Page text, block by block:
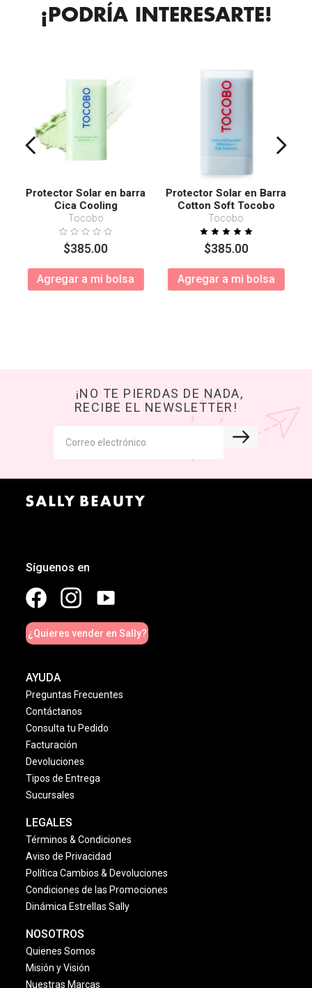
¡PODRÍA INTERESARTE!
Protector Solar en barra
Cica Cooling
Tocobo
$385.00
Agregar a mi bolsa
Protector Solar en Barra
Cotton Soft Tocobo
SPF50+ PA++++
Tocobo
$385.00
Agregar a mi bolsa
¡NO TE PIERDAS DE NADA,
RECIBE EL NEWSLETTER!
Síguenos en
¿Quieres vender en Sally?
AYUDA
Preguntas Frecuentes
Contáctanos
Consulta tu Pedido
Facturación
Devoluciones
Tipos de Entrega
Sucursales
LEGALES
Términos & Condiciones
Aviso de Privacidad
Política Cambios & Devoluciones
Condiciones de las Promociones
Dinámica Estrellas Sally
NOSOTROS
Quienes Somos
Misión y Visión
Nuestras Marcas